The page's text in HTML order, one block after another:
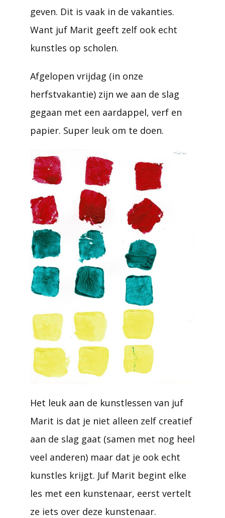
geven. Dit is vaak in de vakanties.
Want juf Marit geeft zelf ook echt
kunstles op scholen.
Afgelopen vrijdag (in onze
herfstvakantie) zijn we aan de slag
gegaan met een aardappel, verf en
papier. Super leuk om te doen.
Het leuk aan de kunstlessen van juf
Marit is dat je niet alleen zelf creatief
aan de slag gaat (samen met nog heel
veel anderen) maar dat je ook echt
kunstles krijgt. Juf Marit begint elke
les met een kunstenaar, eerst vertelt
ze iets over deze kunstenaar.